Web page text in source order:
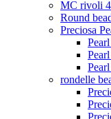
MC rivoli
Round
Preciosa
rondelle